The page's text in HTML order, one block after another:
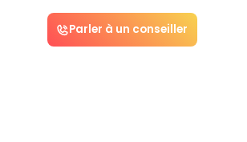
Parler à un conseiller